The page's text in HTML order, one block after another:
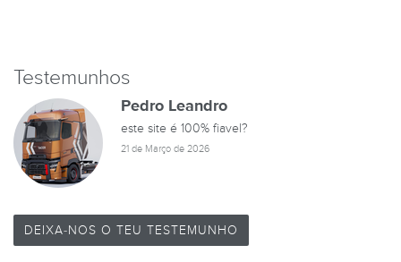
Testemunhos
Pedro Leandro
este site é 100% fiavel?
21 de Março de 2026
DEIXA-NOS O TEU TESTEMUNHO